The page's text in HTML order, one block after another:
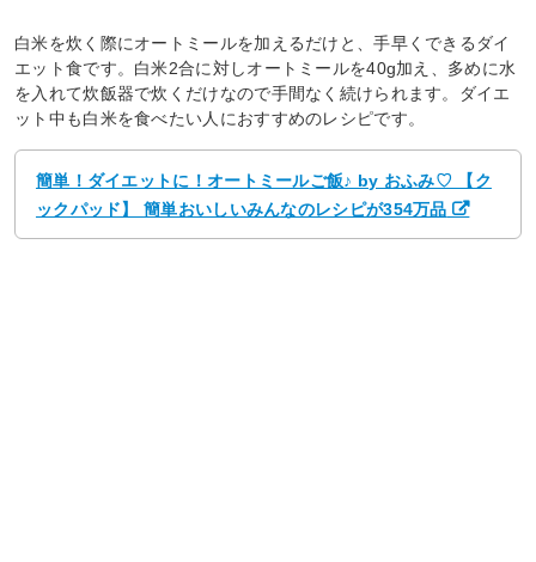
白米を炊く際にオートミールを加えるだけと、手早くできるダイ
エット食です。白米2合に対しオートミールを40g加え、多めに水
を入れて炊飯器で炊くだけなので手間なく続けられます。ダイエ
ット中も白米を食べたい人におすすめのレシピです。
簡単！ダイエットに！オートミールご飯♪ by おふみ♡ 【ク
ックパッド】 簡単おいしいみんなのレシピが354万品